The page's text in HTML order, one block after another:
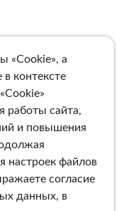
«Cookie», а
контексте
работы сайта,
и повышения
настроек файлов
согласие
данных, в